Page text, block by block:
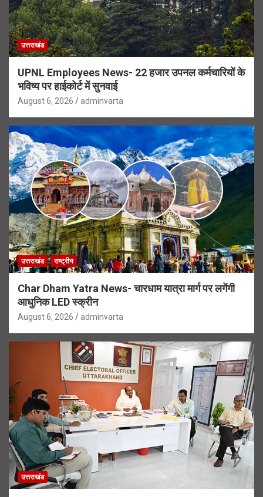
उत्तराखंड
UPNL Employees News- 22 हजार उपनल कर्मचारियों के
भविष्य पर हाईकोर्ट में सुनवाई
August 6, 2026 adminvarta
उत्तराखंड राष्ट्रीय
Char Dham Yatra News- चारधाम यात्रा मार्ग पर लगेंगी
आधुनिक LED स्क्रीन
August 6, 2026 adminvarta
उत्तराखंड